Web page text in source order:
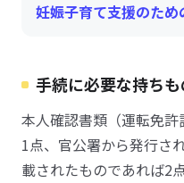
妊娠子育て支援のた
手続に必要な持ちも
本人確認書類（運転免
1点、官公署から発行さ
載されたものであれば2点